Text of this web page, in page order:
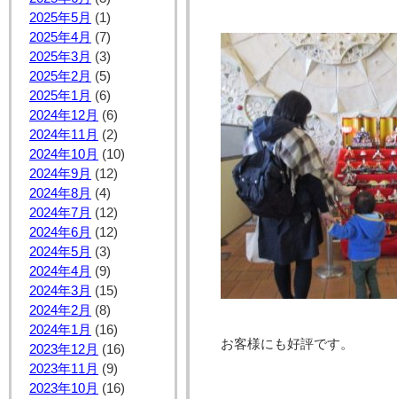
2025年5月 (1)
2025年4月 (7)
2025年3月 (3)
2025年2月 (5)
2025年1月 (6)
2024年12月 (6)
2024年11月 (2)
2024年10月 (10)
2024年9月 (12)
2024年8月 (4)
2024年7月 (12)
2024年6月 (12)
2024年5月 (3)
2024年4月 (9)
2024年3月 (15)
2024年2月 (8)
2024年1月 (16)
2023年12月 (16)
2023年11月 (9)
2023年10月 (16)
お客様にも好評です。